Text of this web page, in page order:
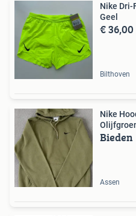
Nike Dri-
Geel
€ 36,00
Bilthoven
Nike
Bieden
Assen